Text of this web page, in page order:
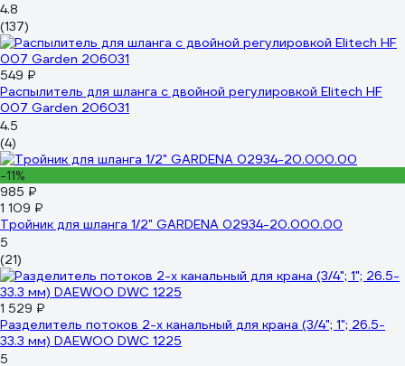
4.8
(137)
549 ₽
Распылитель для шланга с двойной регулировкой Elitech HF
007 Garden 206031
4.5
(4)
-11%
985 ₽
1 109 ₽
Тройник для шланга 1/2" GARDENA 02934-20.000.00
5
(21)
1 529 ₽
Разделитель потоков 2-х канальный для крана (3/4"; 1"; 26.5-
33.3 мм) DAEWOO DWC 1225
5